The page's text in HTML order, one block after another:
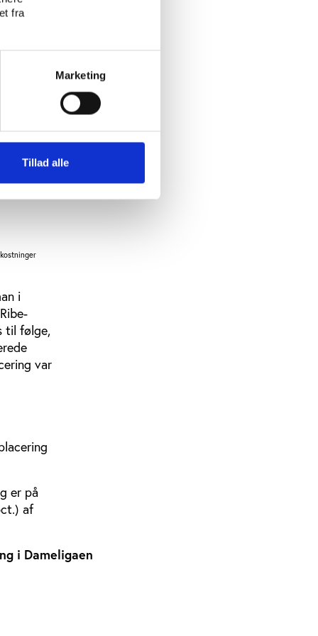
fra
Marketing
Tillad alle
i
til følge,
var
er på
af
i Dameligaen